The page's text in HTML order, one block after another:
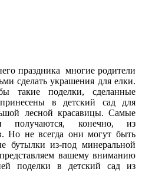
праздника многие родители
сделать украшения для елки.
такие поделки, сделанные
в детский сад для
лесной красавицы. Самые
получаются, конечно, из
Но не всегда они могут быть
бутылки из-под минеральной
вашему вниманию
поделки в детский сад из